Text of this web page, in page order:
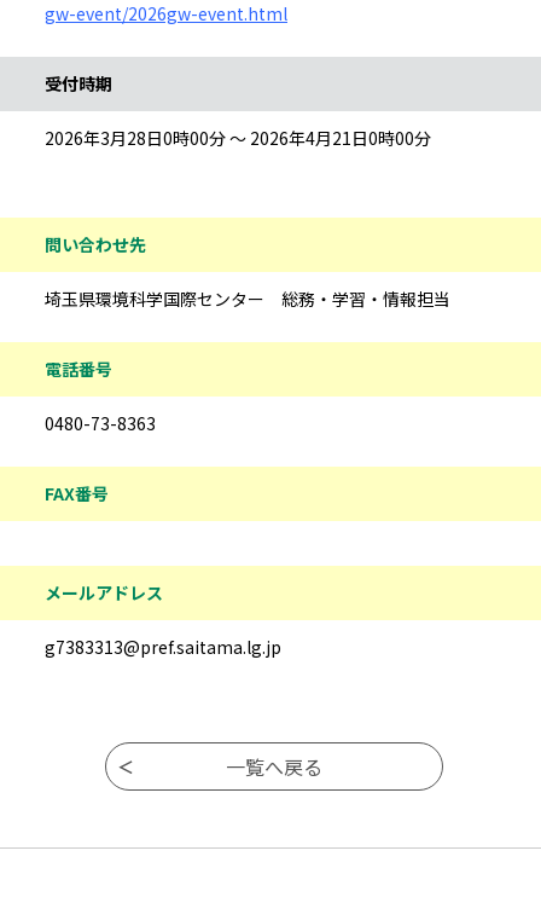
gw-event/2026gw-event.html
受付時期
2026年3月28日0時00分 ～ 2026年4月21日0時00分
問い合わせ先
埼玉県環境科学国際センター 総務・学習・情報担当
電話番号
0480-73-8363
FAX番号
メールアドレス
g7383313@pref.saitama.lg.jp